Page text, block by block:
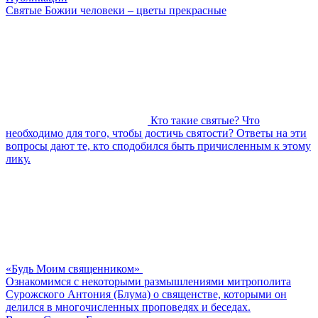
Святые Божии человеки – цветы прекрасные
Кто такие святые? Что
необходимо для того, чтобы достичь святости? Ответы на эти
вопросы дают те, кто сподобился быть причисленным к этому
лику.
«Будь Моим священником»
Ознакомимся с некоторыми размышлениями митрополита
Сурожского Антония (Блума) о священстве, которыми он
делился в многочисленных проповедях и беседах.